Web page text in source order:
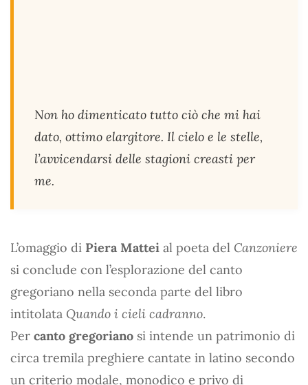
Non ho dimenticato tutto ciò che mi hai
dato, ottimo elargitore. Il cielo e le stelle,
l’avvicendarsi delle stagioni creasti per
me.
L’omaggio di Piera Mattei al poeta del Canzoniere
si conclude con l’esplorazione del canto
gregoriano nella seconda parte del libro
intitolata Quando i cieli cadranno.
Per canto gregoriano si intende un patrimonio di
circa tremila preghiere cantate in latino secondo
un criterio modale, monodico e privo di